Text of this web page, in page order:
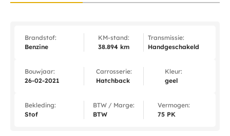
Brandstof:
Benzine
KM-stand:
38.894 km
Transmissie:
Handgeschakeld
Bouwjaar:
26-02-2021
Carrosserie:
Hatchback
Kleur:
geel
Bekleding:
Stof
BTW / Marge:
BTW
Vermogen:
75 PK